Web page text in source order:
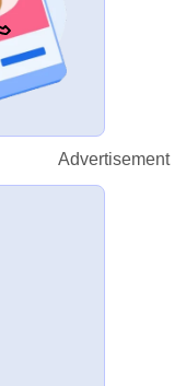
Advertisement